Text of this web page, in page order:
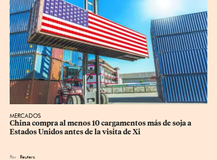
MERCADOS
China compra al menos 10 cargamentos más de soja a
Estados Unidos antes de la visita de Xi
Por Reuters